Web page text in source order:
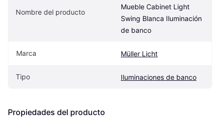
Nombre del producto
Mueble Cabinet Light
Swing Blanca Iluminación
de banco
Marca Müller Licht
Tipo Iluminaciones de banco
Propiedades del producto